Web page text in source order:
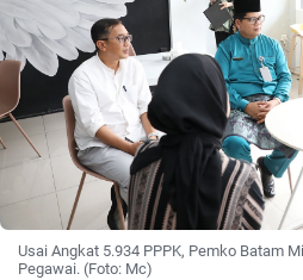
Usai Angkat 5.934 PPPK, Pemko Batam
Pegawai. (Foto: Mc)